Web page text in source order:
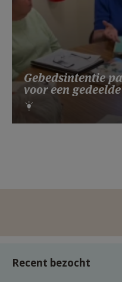
Gebedsintentie
voor een
Recent bezocht